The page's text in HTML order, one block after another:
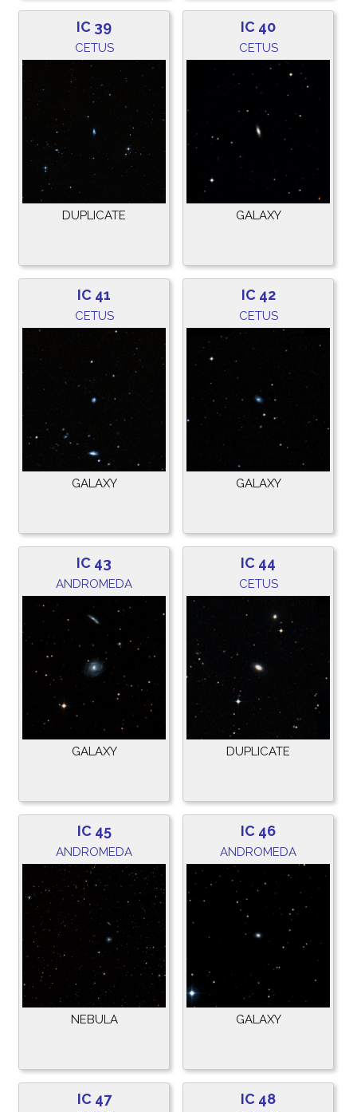
IC 39
CETUS
DUPLICATE
IC 40
CETUS
GALAXY
IC 41
CETUS
GALAXY
IC 42
CETUS
GALAXY
IC 43
ANDROMEDA
GALAXY
IC 44
CETUS
DUPLICATE
IC 45
ANDROMEDA
NEBULA
IC 46
ANDROMEDA
GALAXY
IC 47 IC 48